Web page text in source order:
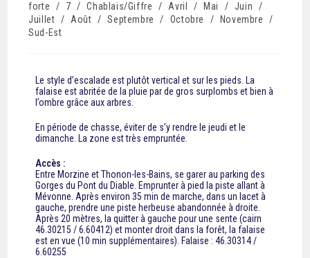
forte
/ 7 / Chablais/Giffre / Avril / Mai / Juin
/
Juillet / Août / Septembre / Octobre / Novembre
/
Sud-Est
Le style d’escalade est plutôt vertical et sur les pieds. La
falaise est abritée de la pluie par de gros surplombs et bien à
l’ombre grâce aux arbres.
En période de chasse, éviter de s’y rendre le jeudi et le
dimanche. La zone est très empruntée.
Accès :
Entre Morzine et Thonon-les-Bains, se garer au parking des
Gorges du Pont du Diable. Emprunter à pied la piste allant à
Mévonne. Après environ 35 min de marche, dans un lacet à
gauche, prendre une piste herbeuse abandonnée à droite.
Après 20 mètres, la quitter à gauche pour une sente (cairn
46.30215 / 6.60412) et monter droit dans la forêt, la falaise
est en vue (10 min supplémentaires). Falaise : 46.30314 /
6.60255